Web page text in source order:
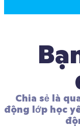
Chia sẻ là
động lớp học